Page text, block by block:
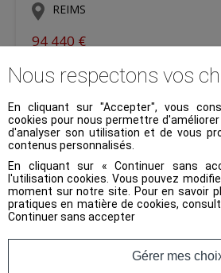
REIMS
94 440 €
26.38 m²
Nous respectons vos
En cliquant sur "Accepter", vous
cookies pour nous permettre
d'analyser son utilisation et de vous
contenus personnalisés.
En cliquant sur « Continuer sans
l'utilisation cookies. Vous pouvez
moment sur notre site. Pour en savoir
pratiques en matière de cookies,
Continuer sans accepter
Gérer mes